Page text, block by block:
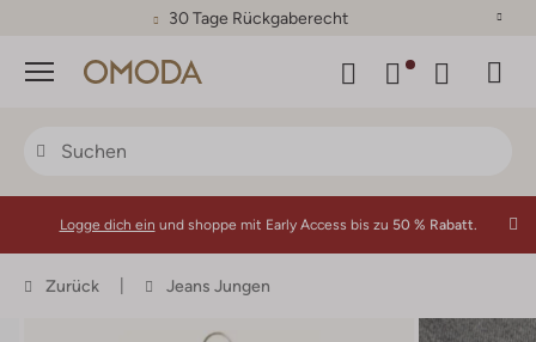
30 Tage Rückgaberecht
Menü
Logge dich ein und shoppe mit Early Access bis zu 50 % Rabatt.
Zurück Jeans Jungen